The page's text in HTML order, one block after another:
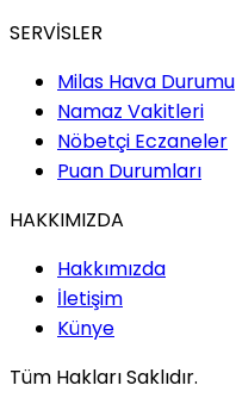
SERVİSLER
Milas Hava Durumu
Namaz Vakitleri
Nöbetçi Eczaneler
Puan Durumları
HAKKIMIZDA
Hakkımızda
İletişim
Künye
Tüm Hakları Saklıdır.